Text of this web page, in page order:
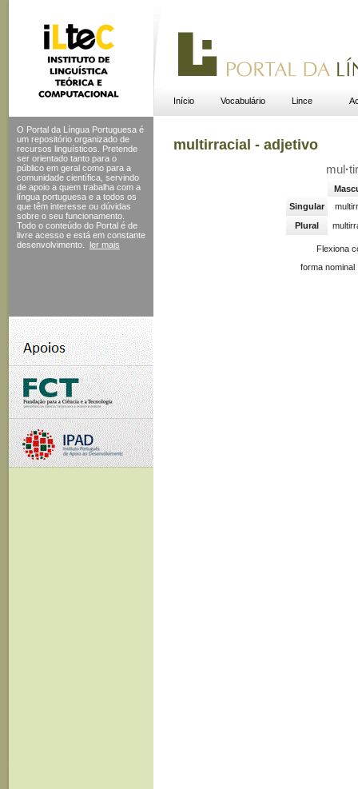
Início Vocabulário Lince
O Portal da Língua Portuguesa é
um repositório organizado de
recursos linguísticos. Pretende
ser orientado tanto para o
público em geral como para a
comunidade científica, servindo
de apoio a quem trabalha com a
língua portuguesa e a todos os
que têm interesse ou dúvidas
sobre o seu funcionamento.
Todo o conteúdo do Portal é de
livre acesso e está em constante
desenvolvimento.
ler mais
multirracial - adjetivo
mul ·tir
Singular
Plural
Flexiona
forma